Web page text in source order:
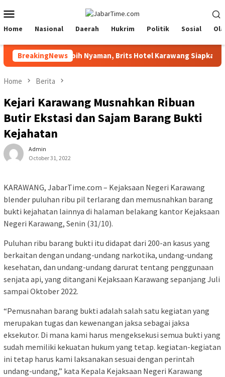
to
contentMenu
Home Nasional Daerah Hukrim Politik Sosial
BreakingNews
Festival 2026 Lebih Nyaman, Brits Hotel Karawang Siapkan
Home Berita
Kejari Karawang Musnahkan Ribuan
Butir Ekstasi dan Sajam Barang Bukti
Kejahatan
Admin
October 31, 2022
KARAWANG, JabarTime.com – Kejaksaan Negeri Karawang
blender puluhan ribu pil terlarang dan memusnahkan barang
bukti kejahatan lainnya di halaman belakang kantor Kejaksaan
Negeri Karawang, Senin (31/10).
Puluhan ribu barang bukti itu didapat dari 200-an kasus yang
berkaitan dengan undang-undang narkotika, undang-undang
kesehatan, dan undang-undang darurat tentang penggunaan
senjata api, yang ditangani Kejaksaan Karawang sepanjang Juli
sampai Oktober 2022.
“Pemusnahan barang bukti adalah salah satu kegiatan yang
merupakan tugas dan kewenangan jaksa sebagai jaksa
eksekutor. Di mana kami harus mengeksekusi semua bukti yang
sudah memiliki kekuatan hukum yang tetap. kegiatan-kegiatan
ini tetap harus kami laksanakan sesuai dengan perintah
undang-undang,” kata Kepala Kejaksaan Negeri Karawang